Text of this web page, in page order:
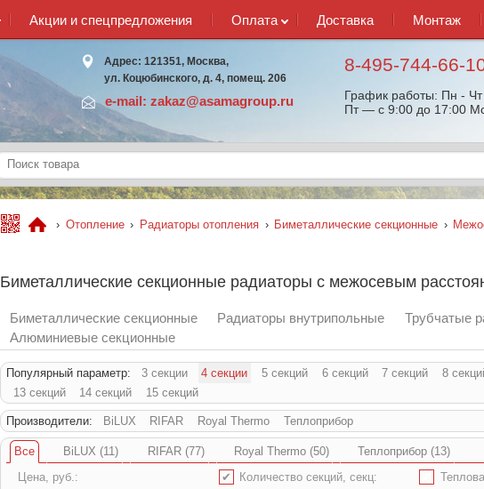
Акции и спецпредложения Оплата Доставка Монтаж
Адрес: 121351, Москва,
ул. Коцюбинского, д. 4, помещ. 206
e-mail: zakaz@asamagroup.ru
8-495-744-66-
График работы: Пн -
Пт — с 9:00 до 17:00
› Отопление › Радиаторы отопления › Биметаллические секционные ›
Биметаллические секционные радиаторы с межосевым
Биметаллические секционные Радиаторы внутрипольные Трубчатые
Алюминиевые секционные
Популярный параметр: 3 секции 4 секции 5 секций 6 секций 7 секций 8
13 секций
14 секций 15 секций
Производители: BiLUX RIFAR Royal Thermo Теплоприбор
Все BiLUX (11) RIFAR (77) Royal Thermo (50)
Теплоприбор (13)
Цена, руб.:
✔
Количество секций, секц:
Тепловая